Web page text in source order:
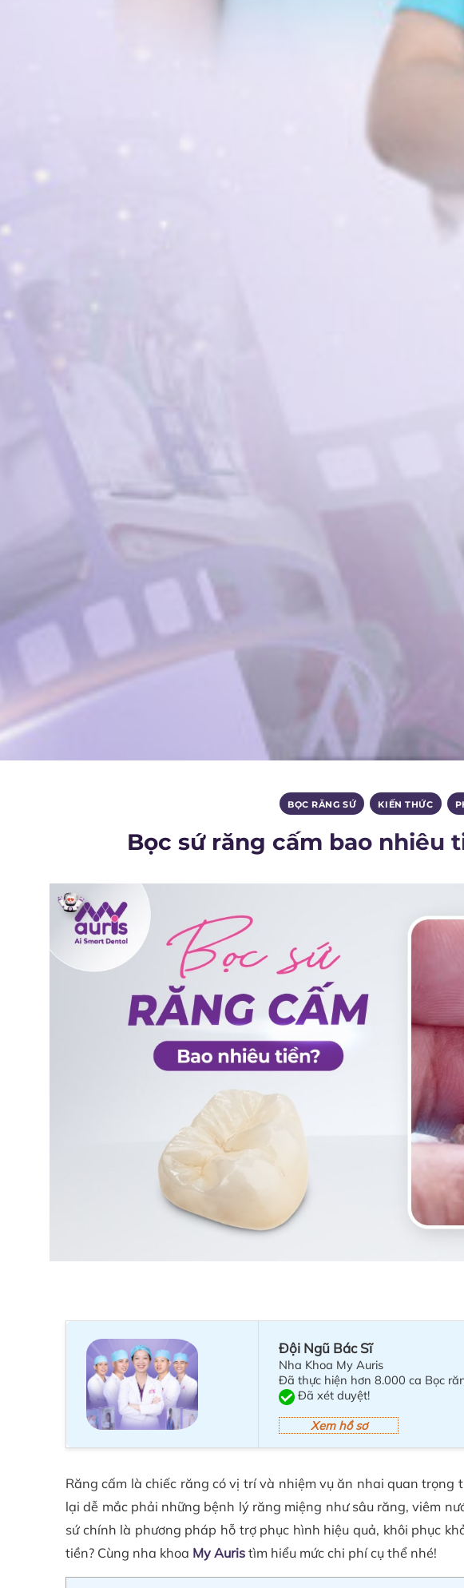
BỌC RĂNG SỨ , KIẾN THỨC ,
Bọc sứ răng cấm bao nhiêu
Đội Ngũ Bác Sĩ
Nha Khoa My Auris
Đã thực hiện hơn 8.000 ca Bọc
Đã xét duyệt!
Xem hồ sơ
Răng cấm là chiếc răng có vị trí và nhiệm vụ ăn nhai quan trọng
lại dễ mắc phải những bệnh lý răng miệng như sâu răng, viêm
sứ chính là phương pháp hỗ trợ phục hình hiệu quả, khôi phục
tiền? Cùng nha khoa My Auris tìm hiểu mức chi phí cụ thể nhé!